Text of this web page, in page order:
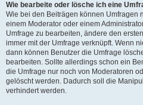
Wie bearbeite oder lösche ich eine
Wie bei den Beiträgen können Umfragen
einem Moderator oder einem
Umfrage zu bearbeiten, ändere den
immer mit der Umfrage verknüpft. Wenn
dann können Benutzer die Umfrage
bearbeiten. Sollte allerdings schon ein
die Umfrage nur noch von Moderatoren
gelöscht werden. Dadurch soll die
verhindert werden.